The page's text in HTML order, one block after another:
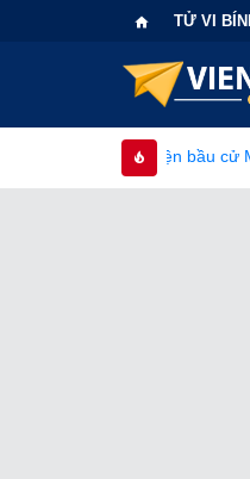
TỬ VI
• Báo Cáo